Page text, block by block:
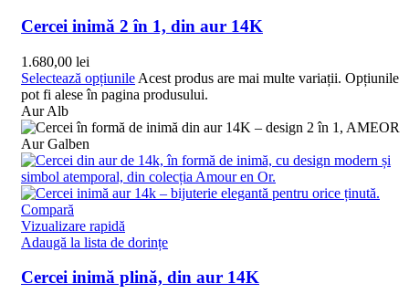
Cercei inimă 2 în 1, din aur 14K
1.680,00 lei
Selectează opțiunile Acest produs are mai multe variații. Opțiunile
pot fi alese în pagina produsului.
Aur Alb
Aur Galben
Compară
Vizualizare rapidă
Adaugă la lista de dorințe
Cercei inimă plină, din aur 14K